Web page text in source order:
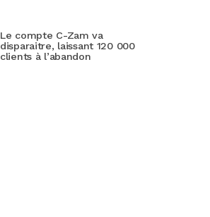
Le compte C-Zam va
disparaitre, laissant 120 000
clients à l’abandon